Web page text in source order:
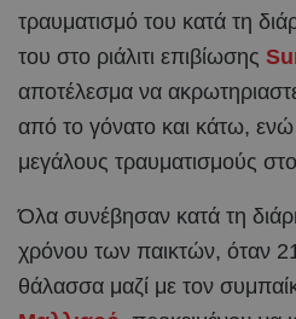
τραυματισμό του κατά τη
του στο ριάλιτι επιβίωσης
αποτέλεσμα να
από το γόνατο και κάτω, ενώ
μεγάλους τραυματισμούς
Όλα συνέβησαν κατά τη
χρόνου των παικτών, όταν
θάλασσα μαζί με τον